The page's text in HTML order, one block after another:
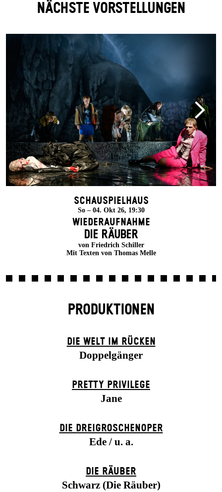
NÄCHSTE VORSTELLUNGEN
Schauspielhaus
So – 04. Okt 26, 19:30
Wiederaufnahme
DIE RÄUBER
von Friedrich Schiller
Mit Texten von Thomas Melle
PRODUKTIONEN
DIE WELT IM RÜCKEN
Doppelgänger
PRETTY PRIVILEGE
Jane
DIE DREI­GROSCHEN­OPER
Ede / u. a.
DIE RÄUBER
Schwarz (Die Räuber)